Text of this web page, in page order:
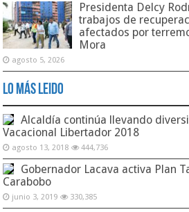
Presidenta Delcy
trabajos de
afectados por
Mora
agosto 5, 2026
Lo Más Leido
Alcaldía continúa llevando
Vacacional Libertador 2018
agosto 13, 2018 444,736
Gobernador Lacava activa Plan
Carabobo
junio 3, 2019 330,385